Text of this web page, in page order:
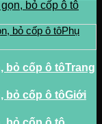
Phụ
Trang
Giới